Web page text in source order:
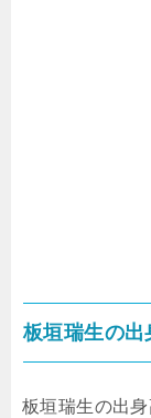
板垣瑞生の出
板垣瑞生の出